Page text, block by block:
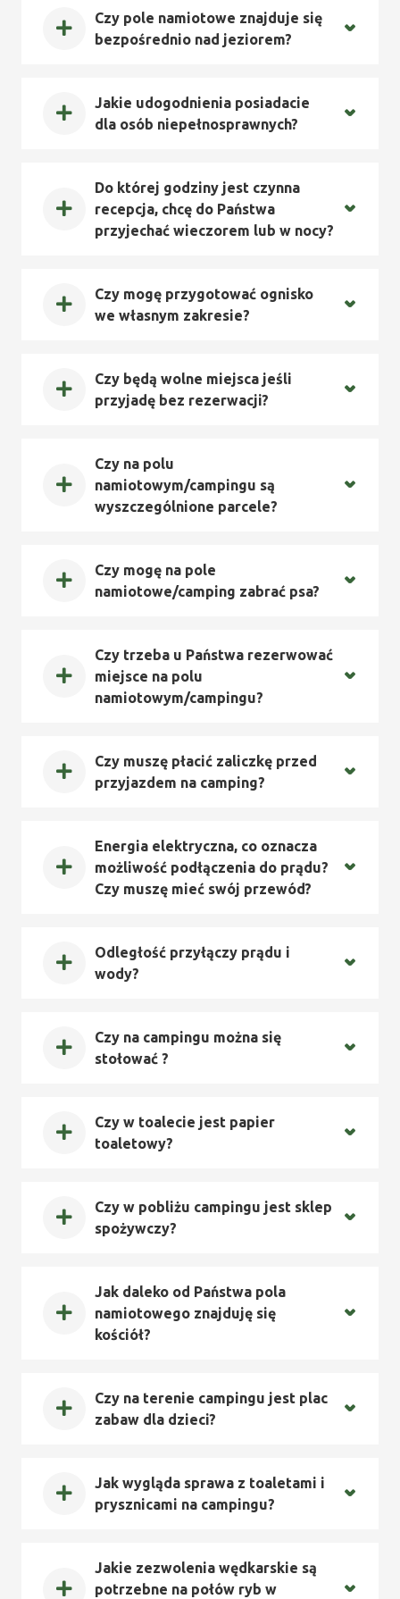
Czy pole namiotowe znajduje się
bezpośrednio nad jeziorem?
Jakie udogodnienia posiadacie
dla osób niepełnosprawnych?
Do której godziny jest czynna
recepcja, chcę do Państwa
przyjechać wieczorem lub w nocy?
Czy mogę przygotować ognisko
we własnym zakresie?
Czy będą wolne miejsca jeśli
przyjadę bez rezerwacji?
Czy na polu
namiotowym/campingu są
wyszczególnione parcele?
Czy mogę na pole
namiotowe/camping zabrać psa?
Czy trzeba u Państwa rezerwować
miejsce na polu
namiotowym/campingu?
Czy muszę płacić zaliczkę przed
przyjazdem na camping?
Energia elektryczna, co oznacza
możliwość podłączenia do prądu?
Czy muszę mieć swój przewód?
Odległość przyłączy prądu i
wody?
Czy na campingu można się
stołować ?
Czy w toalecie jest papier
toaletowy?
Czy w pobliżu campingu jest sklep
spożywczy?
Jak daleko od Państwa pola
namiotowego znajduję się
kościół?
Czy na terenie campingu jest plac
zabaw dla dzieci?
Jak wygląda sprawa z toaletami i
prysznicami na campingu?
Jakie zezwolenia wędkarskie są
potrzebne na połów ryb w